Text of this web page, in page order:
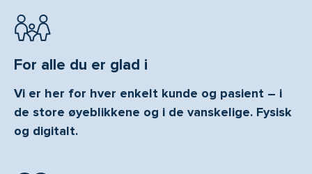
For alle du er glad i
Vi er her for hver enkelt kunde og pasient – i
de store øyeblikkene og i de vanskelige. Fysisk
og digitalt.